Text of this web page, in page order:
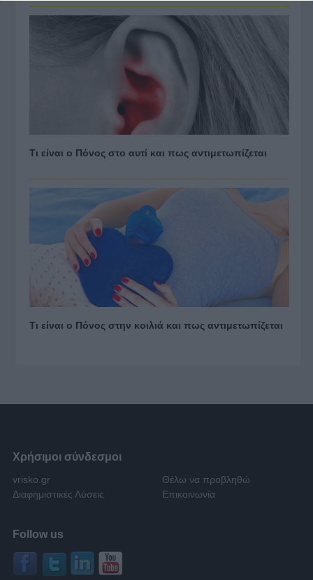
Τι είναι ο Πόνος στο αυτί και πως αντιμετωπίζεται
Τι είναι ο Πόνος στην κοιλιά και πως αντιμετωπίζεται
Χρήσιμοι σύνδεσμοι
vrisko.gr
Θέλω να προβληθώ
Διαφημιστικές Λύσεις
Επικοινωνία
Follow us